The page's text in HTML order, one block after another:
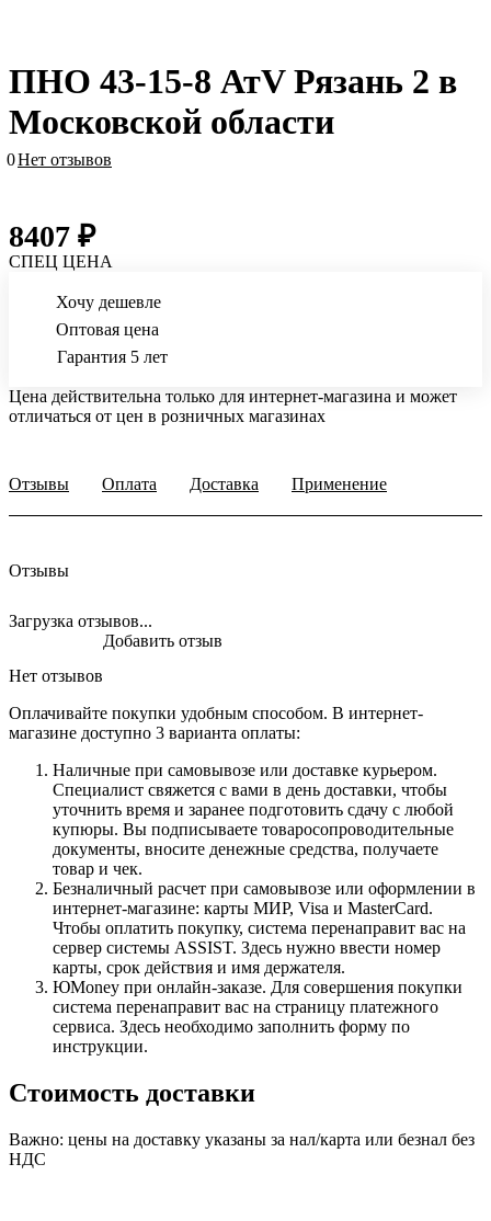
ПНО 43-15-8 АтV Рязань 2 в
Московской области
0Нет отзывов
8407 ₽
СПЕЦ ЦЕНА
Хочу дешевле
Оптовая цена
Гарантия 5 лет
Цена действительна только для интернет-магазина и может
отличаться от цен в розничных магазинах
Отзывы Оплата Доставка Применение
Отзывы
Загрузка отзывов...
Нет отзывов
Добавить отзыв
Оплачивайте покупки удобным способом. В интернет-
магазине доступно 3 варианта оплаты:
Наличные при самовывозе или доставке курьером.
Специалист свяжется с вами в день доставки, чтобы
уточнить время и заранее подготовить сдачу с любой
купюры. Вы подписываете товаросопроводительные
документы, вносите денежные средства, получаете
товар и чек.
Безналичный расчет при самовывозе или оформлении в
интернет-магазине: карты МИР, Visa и MasterCard.
Чтобы оплатить покупку, система перенаправит вас на
сервер системы ASSIST. Здесь нужно ввести номер
карты, срок действия и имя держателя.
ЮMoney при онлайн-заказе. Для совершения покупки
система перенаправит вас на страницу платежного
сервиса. Здесь необходимо заполнить форму по
инструкции.
Стоимость доставки
Важно: цены на доставку указаны за нал/карта или безнал без
НДС